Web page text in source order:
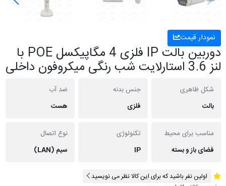
نمودار قیمت
دوربین بالت IP فلزی 4 مگاپیکسل POE با
لنز 3.6 استارلایت شب رنگی میکروفون داخلی
شکل ظاهری
بالت
جنس بدنه
فلزی
ضد آب
هست
مناسب برای محیط
فضای باز و بسته
تکنولوژی
IP
نوع اتصال
سیم (LAN)
اولین نفر باشید که برای این کالا نظر می نویسید